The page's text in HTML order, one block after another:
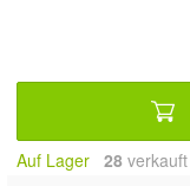
Auf Lager 28 verkauft